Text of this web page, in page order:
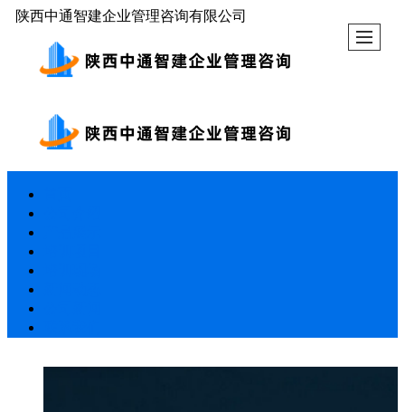
陕西中通智建企业管理咨询有限公司